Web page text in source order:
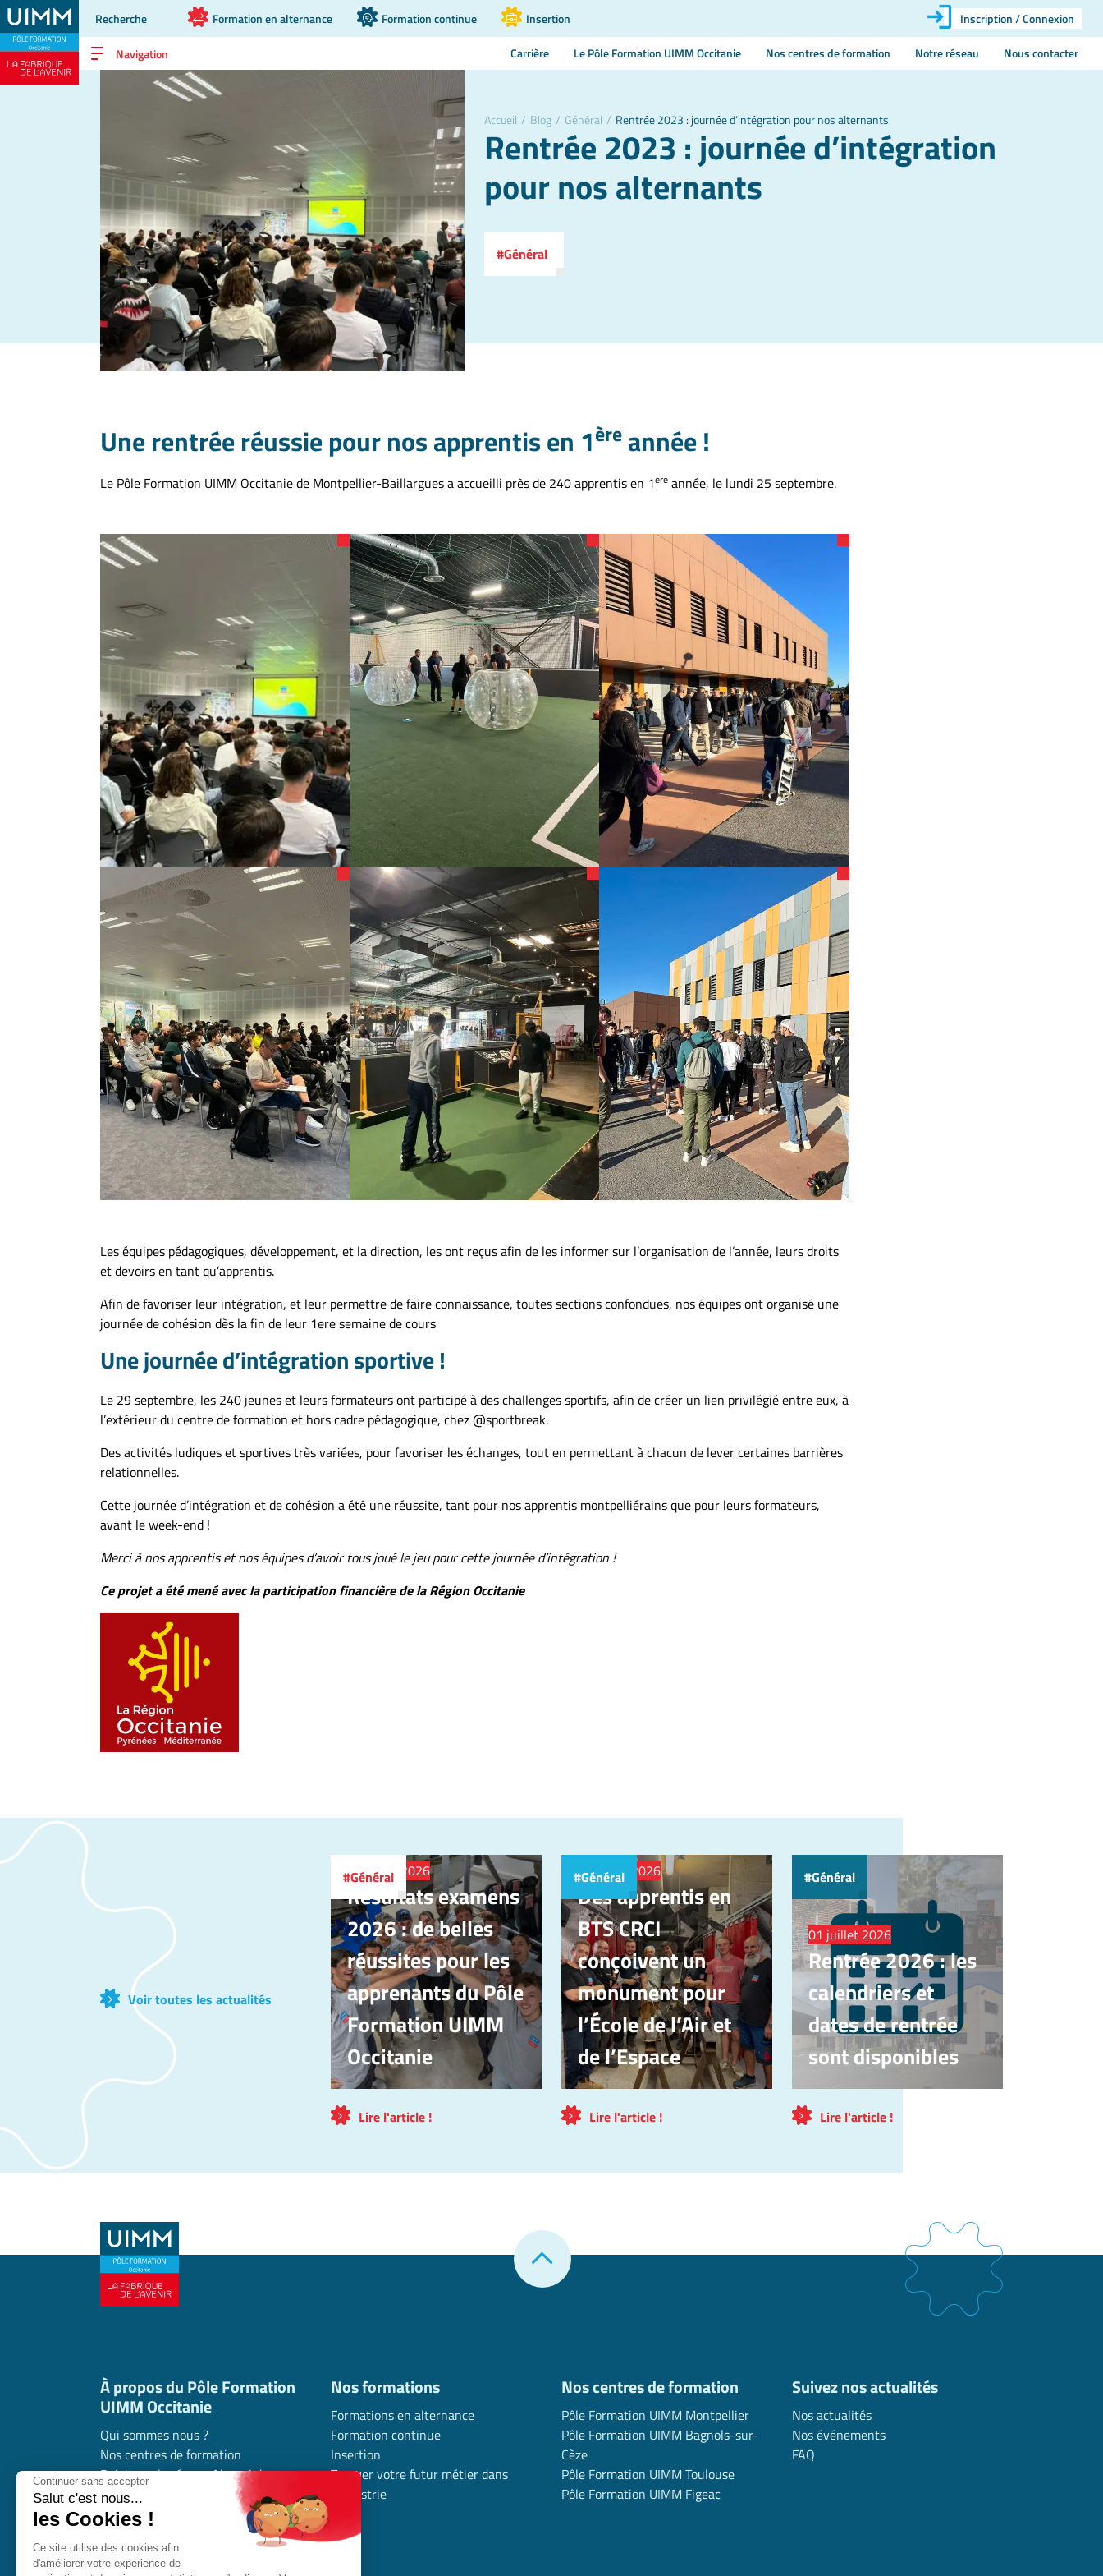
Continuer sans accepter
Salut c'est nous...
les Cookies !
Ce site utilise des cookies afin
d'améliorer votre expérience de
Recherche Formation en alternance Formation continue Insertion Inscription / Connexion
Navigation Carrière Le Pôle Formation UIMM Occitanie Nos centres de formation Notre réseau Nous contacter
Accueil / Blog / Général / Rentrée 2023 : journée d’intégration pour nos alternants
Rentrée 2023 : journée d’intégration
pour nos alternants
Général
Une rentrée réussie pour nos apprentis en 1ère année !
Le Pôle Formation UIMM Occitanie de Montpellier-Baillargues a accueilli près de 240 apprentis en 1ere année, le lundi 25 septembre.
Les équipes pédagogiques, développement, et la direction, les ont reçus afin de les informer sur l’organisation de l’année, leurs droits
et devoirs en tant qu’apprentis.
Afin de favoriser leur intégration, et leur permettre de faire connaissance, toutes sections confondues, nos équipes ont organisé une
journée de cohésion dès la fin de leur 1ere semaine de cours
Une journée d’intégration sportive !
Le 29 septembre, les 240 jeunes et leurs formateurs ont participé à des challenges sportifs, afin de créer un lien privilégié entre eux, à
l’extérieur du centre de formation et hors cadre pédagogique, chez @sportbreak.
Des activités ludiques et sportives très variées, pour favoriser les échanges, tout en permettant à chacun de lever certaines barrières
relationnelles.
Cette journée d’intégration et de cohésion a été une réussite, tant pour nos apprentis montpelliérains que pour leurs formateurs,
avant le week-end !
Merci à nos apprentis et nos équipes d’avoir tous joué le jeu pour cette journée d’intégration !
Ce projet a été mené avec la participation financière de la Région Occitanie
Voir toutes les actualités
Général
17 juillet 2026
Résultats examens
2026 : de belles
réussites pour les
apprenants du Pôle
Formation UIMM
Occitanie
Lire l'article !
Général
17 juillet 2026
Des apprentis en
BTS CRCI
conçoivent un
monument pour
l’École de l’Air et
de l’Espace
Lire l'article !
Général
01 juillet 2026
Rentrée 2026 : les
calendriers et
dates de rentrée
sont disponibles
Lire l'article !
À propos du Pôle Formation
UIMM Occitanie
Qui sommes nous ?
Nos centres de formation
Rejoignez le réseau Alumni de
l’industrie en Occitanie
Nous contacter
Déposer mon offre d’alternance
Nos formations
Formations en alternance
Formation continue
Insertion
Trouver votre futur métier dans
l’industrie
Nos centres de formation
Pôle Formation UIMM Montpellier
Pôle Formation UIMM Bagnols-sur-
Cèze
Pôle Formation UIMM Toulouse
Pôle Formation UIMM Figeac
Suivez nos actualités
Nos actualités
Nos événements
FAQ